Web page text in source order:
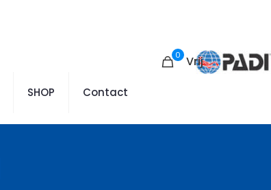
SHOP Contact
0 Vrij